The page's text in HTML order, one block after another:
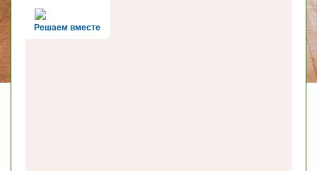
Решаем вместе